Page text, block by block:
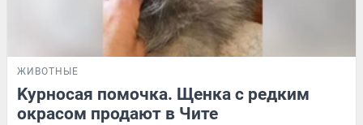
ЖИВОТНЫЕ
Kурнoсая помочка. Щенка с редким
окрасом продают в Чите